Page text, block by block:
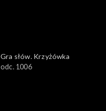
Gra słów. Krzyżówka
odc. 1006